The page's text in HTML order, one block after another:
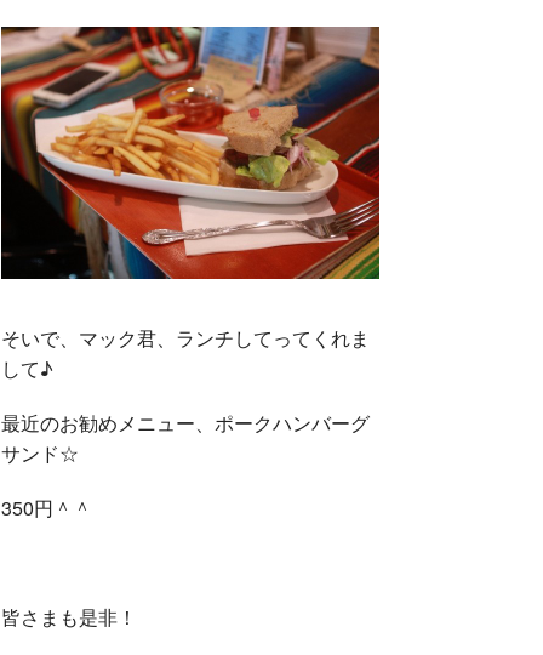
そいで、マック君、ランチしてってくれま
して♪
最近のお勧めメニュー、ポークハンバーグ
サンド☆
350円＾＾
皆さまも是非！